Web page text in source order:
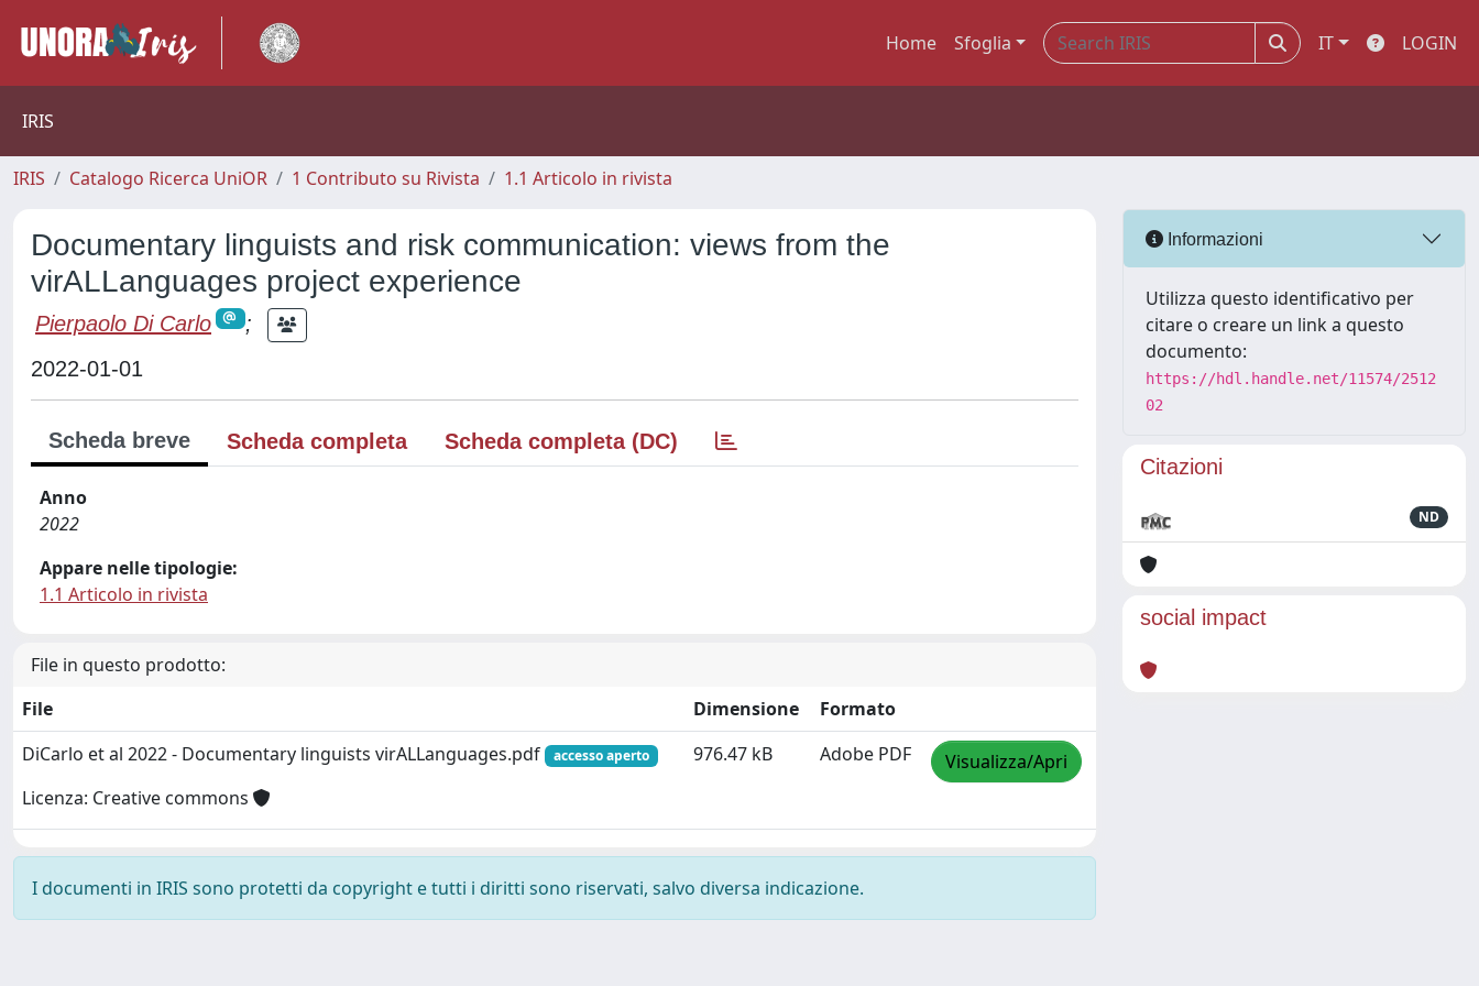
Home Sfoglia IT LOGIN
IRIS
IRIS Catalogo Ricerca UniOR 1 Contributo su Rivista 1.1 Articolo in rivista
Documentary linguists and risk communication: views from the
virALLanguages project experience
Pierpaolo Di Carlo
;
2022-01-01
Scheda breve Scheda completa Scheda completa (DC)
Anno
2022
Appare nelle tipologie:
1.1 Articolo in rivista
File in questo prodotto:
File
Dimensione
Formato
DiCarlo et al 2022 - Documentary linguists virALLanguages.pdf
accesso aperto
Licenza: Creative commons
976.47 kB Adobe PDF Visualizza/Apri
I documenti in IRIS sono protetti da copyright e tutti i diritti sono riservati, salvo diversa indicazione.
Informazioni
Utilizza questo identificativo per
citare o creare un link a questo
documento:
https://hdl.handle.net/11574/2512
02
Citazioni
ND
social impact